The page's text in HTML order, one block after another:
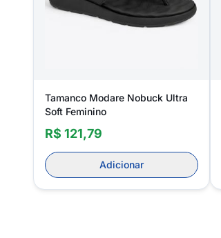
Tamanco Modare Nobuck Ultra
Soft Feminino
R$ 121,79
Adicionar